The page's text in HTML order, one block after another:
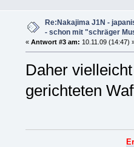
Re:Nakajima J1N -
- schon mit "schräger
« Antwort #3 am: 10.11.09 (14:47)
Daher
gerichteten